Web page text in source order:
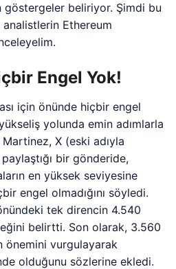
beliriyor. Şimdi bu
Ethereum
Engel Yok!
için önünde hiçbir engel
yolunda emin adımlarla
X (eski adıyla
bir gönderide,
en yüksek seviyesine
engel olmadığını söyledi.
tek direncin 4.540
belirtti. Son olarak, 3.560
önemini vurgulayarak
olduğunu sözlerine ekledi.